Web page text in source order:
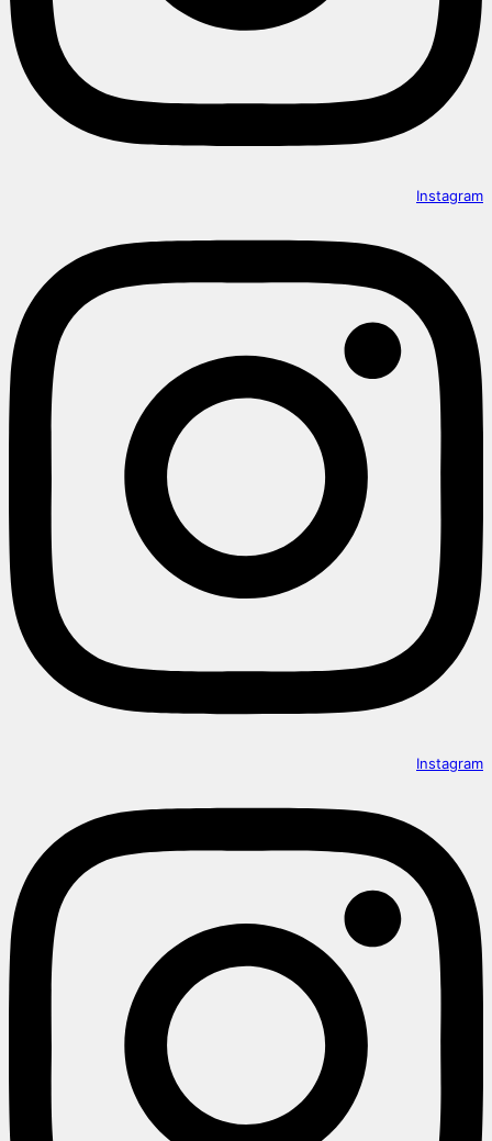
Instagram
Instagram